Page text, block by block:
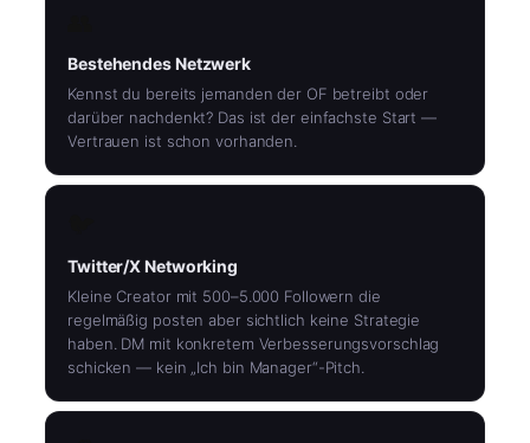
Bestehendes Netzwerk
Kennst du bereits jemanden der OF betreibt oder
darüber nachdenkt? Das ist der einfachste Start —
Vertrauen ist schon vorhanden.
Twitter/X Networking
Kleine Creator mit 500–5.000 Followern die
regelmäßig posten aber sichtlich keine Strategie
haben. DM mit konkretem Verbesserungsvorschlag
schicken — kein „Ich bin Manager“-Pitch.